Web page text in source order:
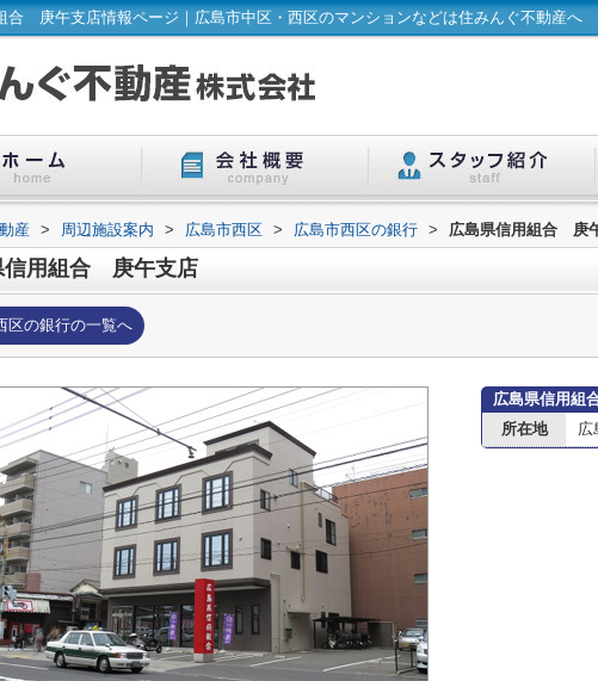
合 庚午支店情報ページ｜広島市中区・西区のマンションなどは住みんぐ不動産へ
産 > 周辺施設案内 > 広島市西区 > 広島市西区の銀行 > 広島県信用組合 庚
信用組合 庚午支店
区の銀行の一覧へ
広島県信用組
所在地
広